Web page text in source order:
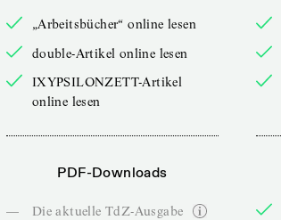
„Arbeitsbücher“ online lesen
double-Artikel online lesen
IXYPSILONZETT-Artikel
online lesen
PDF-Downloads
—
Die aktuelle TdZ-Ausgabe